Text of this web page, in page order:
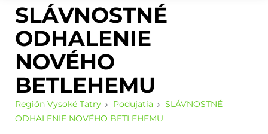
SLÁVNOSTNÉ
ODHALENIE
NOVÉHO
BETLEHEMU
Región Vysoké Tatry Podujatia
SLÁVNOSTNÉ
ODHALENIE NOVÉHO BETLEHEMU